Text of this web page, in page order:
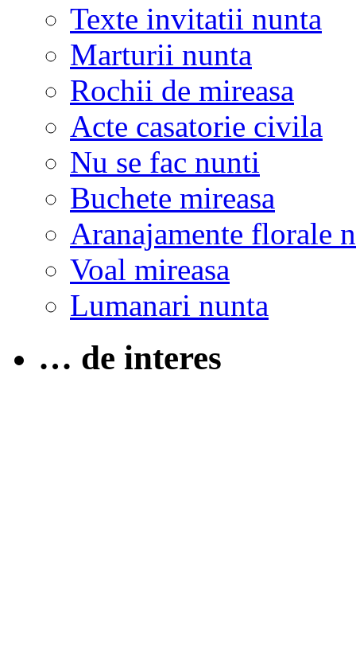
Texte invitatii nunta
Marturii nunta
Rochii de mireasa
Acte casatorie civila
Nu se fac nunti
Buchete mireasa
Aranajamente florale
Voal mireasa
Lumanari nunta
… de interes